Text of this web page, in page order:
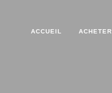
ACCUEIL ACHETER